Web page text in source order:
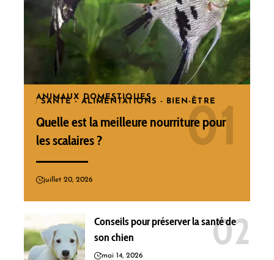
ANIMAUX DOMESTIQUES
SANTÉ - ALIMENTATIONS - BIEN-ÊTRE
Quelle est la meilleure nourriture pour
les scalaires ?
juillet 20, 2026
Conseils pour préserver la santé de
son chien
mai 14, 2026